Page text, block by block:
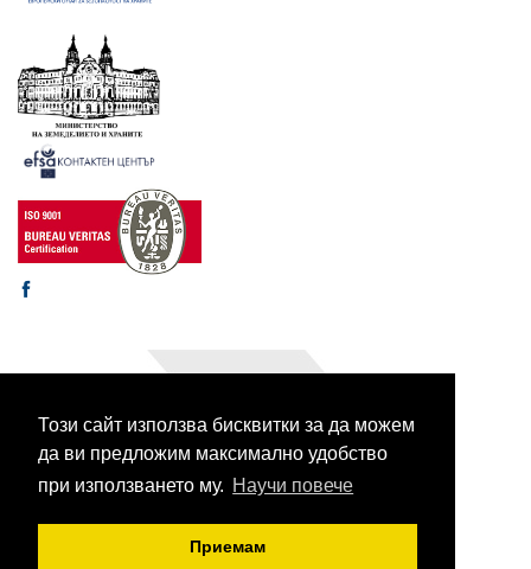
Този сайт използва бисквитки за да можем
да ви предложим максимално удобство
при използването му. Научи повече
Приемам
© 2003-2026 CORHV
Всички права запазени.